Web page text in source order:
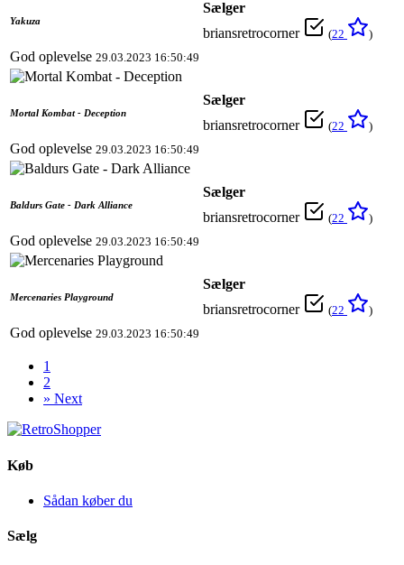
Yakuza
God oplevelse 29.03.2023 16:50:49
Sælger
briansretrocorner
(22 )
Mortal Kombat - Deception
God oplevelse 29.03.2023 16:50:49
Sælger
briansretrocorner
(22 )
Baldurs Gate - Dark Alliance
God oplevelse 29.03.2023 16:50:49
Sælger
briansretrocorner
(22 )
Mercenaries Playground
God oplevelse 29.03.2023 16:50:49
Sælger
briansretrocorner
(22 )
1
2
» Next
Køb
Sådan køber du
Sælg